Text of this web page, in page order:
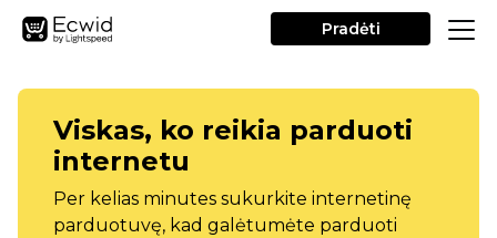
Pradėti
Viskas, ko reikia parduoti
internetu
Per kelias minutes sukurkite internetinę
parduotuvę, kad galėtumėte parduoti